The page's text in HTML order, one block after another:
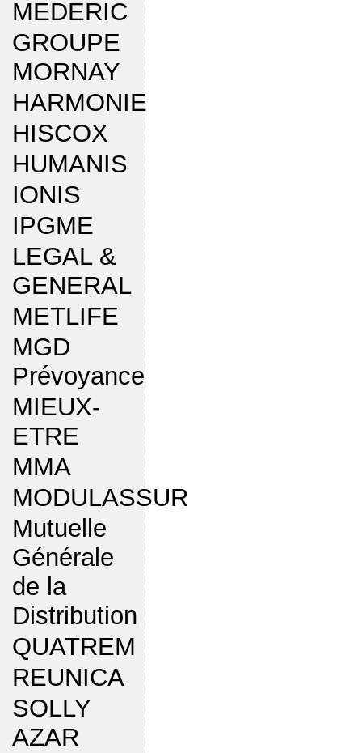
MEDERIC
GROUPE
MORNAY
HARMONIE
HISCOX
HUMANIS
IONIS
IPGME
LEGAL &
GENERAL
METLIFE
MGD
Prévoyance
MIEUX-
ETRE
MMA
MODULASSUR
Mutuelle
Générale
de la
Distribution
QUATREM
REUNICA
SOLLY
AZAR